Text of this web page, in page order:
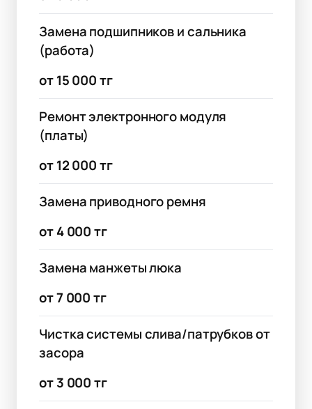
Замена подшипников и сальника
(работа)
от 15 000 тг
Ремонт электронного модуля
(платы)
от 12 000 тг
Замена приводного ремня
от 4 000 тг
Замена манжеты люка
от 7 000 тг
Чистка системы слива/патрубков от
засора
от 3 000 тг